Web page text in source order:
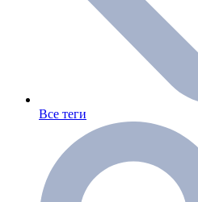
Все теги